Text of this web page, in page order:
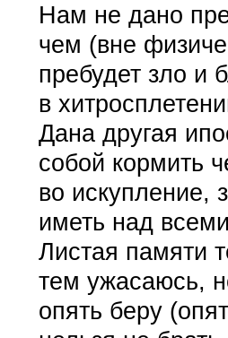
Нам не дано
чем (вне
пребудет зло и
в
Дана другая
собой кормить
во искупление,
иметь над
Листая памяти
тем ужасаюсь,
опять беру